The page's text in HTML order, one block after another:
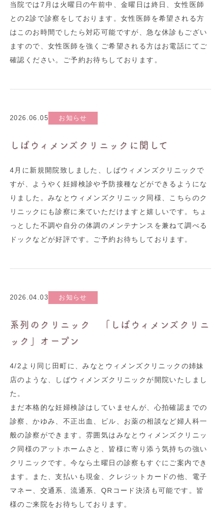
当院では7月は火曜日の午前中、金曜日は終日、女性医師
との2診で診察をしております。女性医師を希望される方
はこのお時間でしたら対応可能ですが、急な休診もござい
ますので、女性医師を強くご希望される方はお電話にてご
確認ください。ご予約お待ちしております。
2026.06.05 お知らせ
しばウィメンズクリニックに関して
4月に新規開院致しました、しばウィメンズクリニックで
すが、ようやく妊婦検診や予防接種などができるようにな
りました。みなとウィメンズクリニック同様、こちらのク
リニックにも診察に来ていただけますと嬉しいです。ちょ
っとした不調や自分の体調のメンテナンスを兼ねて調べる
ドックなどが好評です。ご予約お待ちしております。
2026.04.03 お知らせ
系列のクリニック 「しばウィメンズクリニ
ック」オープン
4/2より同じ田町に、みなとウィメンズクリニックの姉妹
店のような、しばウィメンズクリニックが開院いたしまし
た。
まだ本格的な妊婦検診はしていませんが、心拍確認までの
診察、かゆみ、不正出血、ピル、お薬の相談など婦人科一
般の診察ができます。雰囲気はみなとウィメンズクリニッ
ク同様のアットホームさと、皆様に寄り添う気持ちの強い
クリニックです。今なら土曜日の診察もすぐにご案内でき
ます。また、支払いも現金、クレジットカードの他、電子
マネー、交通系、流通系、QRコード決済も可能です。皆
様のご来院をお待ちしております。